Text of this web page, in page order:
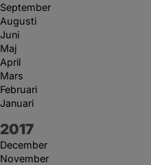
September
Augusti
Juni
Maj
April
Mars
Februari
Januari
År:
2017
December
November